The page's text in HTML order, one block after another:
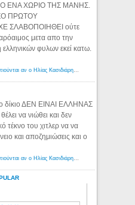
ΕΝΑ ΧΩΡΙΟ ΤΗΣ ΜΑΝΗΣ.
ΠΡΩΤΟΥ
ΣΛΑΒΟΠΟΙΗΘΕΙ ούτε
μετα απο την
φυλων εκεί κατω.
δίκιο ΔΕΝ ΕΙΝΑΙ ΕΛΛΗΝΑΣ
να νιώθει και δεν
τέκνο του χιτλερ να να
και αποζημιώσεις και ο